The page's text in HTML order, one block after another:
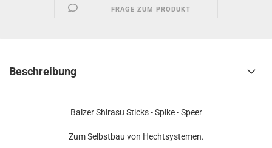
FRAGE ZUM PRODUKT
Beschreibung
Balzer Shirasu Sticks - Spike - Speer
Zum Selbstbau von Hechtsystemen.